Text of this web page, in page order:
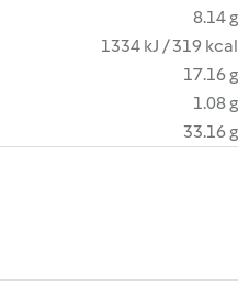
8.14 g
1334 kJ / 319 kcal
17.16 g
1.08 g
33.16 g